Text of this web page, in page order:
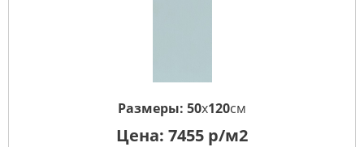
Размеры: 50x120см
Цена: 7455 р/м2